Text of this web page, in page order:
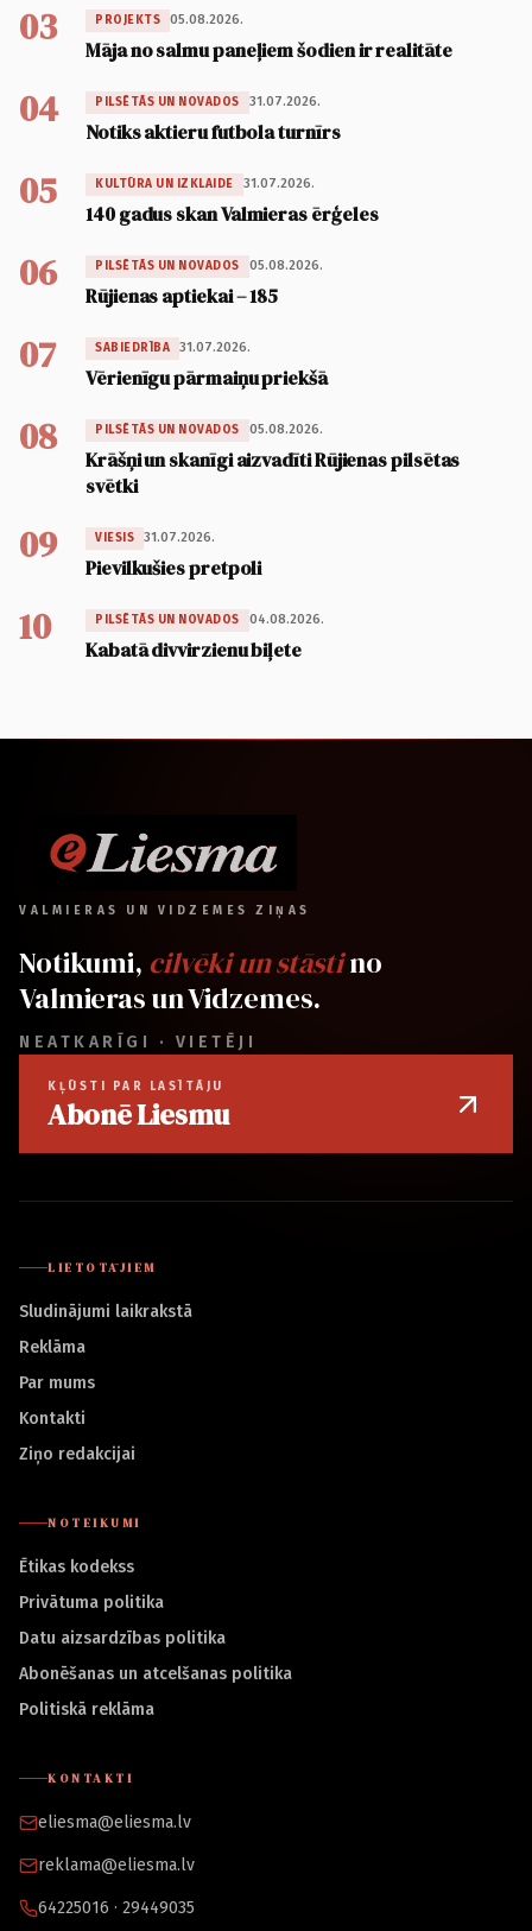
03 PROJEKTS 05.08.2026.
Māja no salmu paneļiem šodien ir realitāte
04 PILSĒTĀS UN NOVADOS 31.07.2026.
Notiks aktieru futbola turnīrs
05 KULTŪRA UN IZKLAIDE 31.07.2026.
140 gadus skan Valmieras ērģeles
06 PILSĒTĀS UN NOVADOS 05.08.2026.
Rūjienas aptiekai – 185
07 SABIEDRĪBA 31.07.2026.
Vērienīgu pārmaiņu priekšā
08 PILSĒTĀS UN NOVADOS 05.08.2026.
Krāšņi un skanīgi aizvadīti Rūjienas pilsētas
svētki
09 VIESIS 31.07.2026.
Pievilkušies pretpoli
10 PILSĒTĀS UN NOVADOS 04.08.2026.
Kabatā divvirzienu biļete
VALMIERAS UN VIDZEMES ZIŅAS
Notikumi, cilvēki un stāstino
Valmieras un Vidzemes.
NEATKARĪGI · VIETĒJI
KĻŪSTI PAR LASĪTĀJU
Abonē Liesmu
LIETOTĀJIEM
Sludinājumi laikrakstā
Reklāma
Par mums
Kontakti
Ziņo redakcijai
NOTEIKUMI
Ētikas kodekss
Privātuma politika
Datu aizsardzības politika
Abonēšanas un atcelšanas politika
Politiskā reklāma
KONTAKTI
eliesma@eliesma.lv
reklama@eliesma.lv
64225016 · 29449035